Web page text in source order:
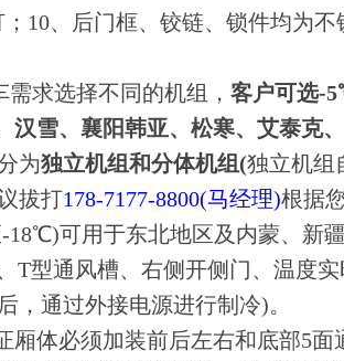
10、后门框、铰链、锁件均为
求选择不同的机组， 客户可选-
汉雪、襄阳韩亚、松寒、艾泰克
为独立机组和分体机组(独立机组
拔打178-7177-8800(马经理)根据
可用于东北地区及内蒙、新
T型通风槽、右侧开侧门、温度
，通过外接电源进行制冷)。
厢体必须加装前后左右和底部5